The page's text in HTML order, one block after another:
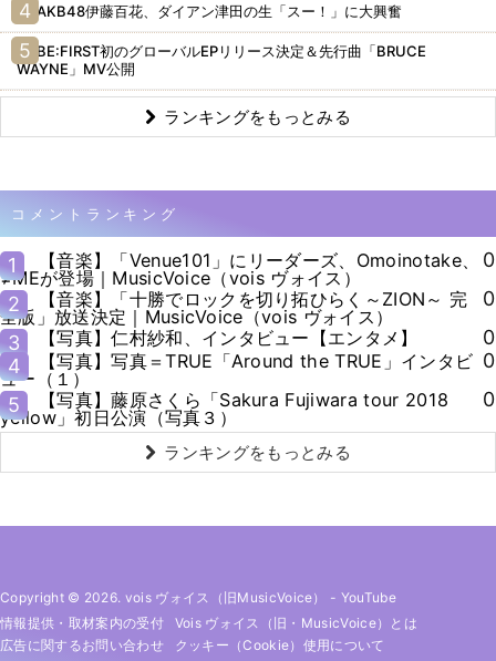
AKB48伊藤百花、ダイアン津田の生「スー！」に大興奮
BE:FIRST初のグローバルEPリリース決定＆先行曲「BRUCE
WAYNE」MV公開
ランキングをもっとみる
コメントランキング
1
【音楽】「Venue101」にリーダーズ、Omoinotake、
≠MEが登場｜MusicVoice（vois ヴォイス）
0
2
【音楽】「十勝でロックを切り拓ひらく～ZION～ 完
全版」放送決定｜MusicVoice（vois ヴォイス）
0
3
【写真】仁村紗和、インタビュー【エンタメ】
0
4
【写真】写真＝TRUE「Around the TRUE」インタビ
ュー（１）
0
5
【写真】藤原さくら「Sakura Fujiwara tour 2018
yellow」初日公演（写真３）
0
ランキングをもっとみる
Copyright © 2026. vois ヴォイス（旧MusicVoice） - YouTube
情報提供・取材案内の受付
Vois ヴォイス（旧・MusicVoice）とは
広告に関するお問い合わせ
クッキー（cookie）使用について